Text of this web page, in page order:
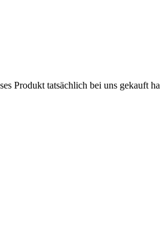
Produkt tatsächlich bei uns gekauft